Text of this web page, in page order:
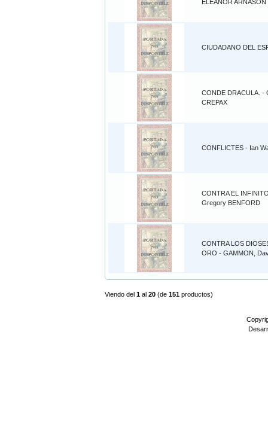
ELEANOR ARNASON
CIUDADANO DEL
CONDE DRACULA. -
CREPAX
CONFLICTES - Ian
CONTRA EL
Gregory BENFORD
CONTRA LOS
ORO - GAMMON,
Viendo del 1 al 20 (de 151 productos)